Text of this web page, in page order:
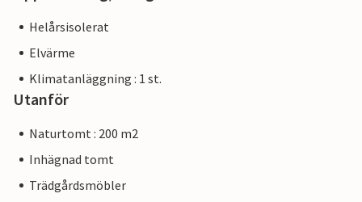
Helårsisolerat
Elvärme
Klimatanläggning : 1 st.
Utanför
Naturtomt : 200 m2
Inhägnad tomt
Trädgårdsmöbler